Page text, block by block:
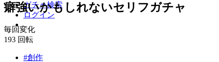
ガチャ検索
ログイン
癖強いかもしれないセリフガチャ
毎回変化
193 回転
#創作